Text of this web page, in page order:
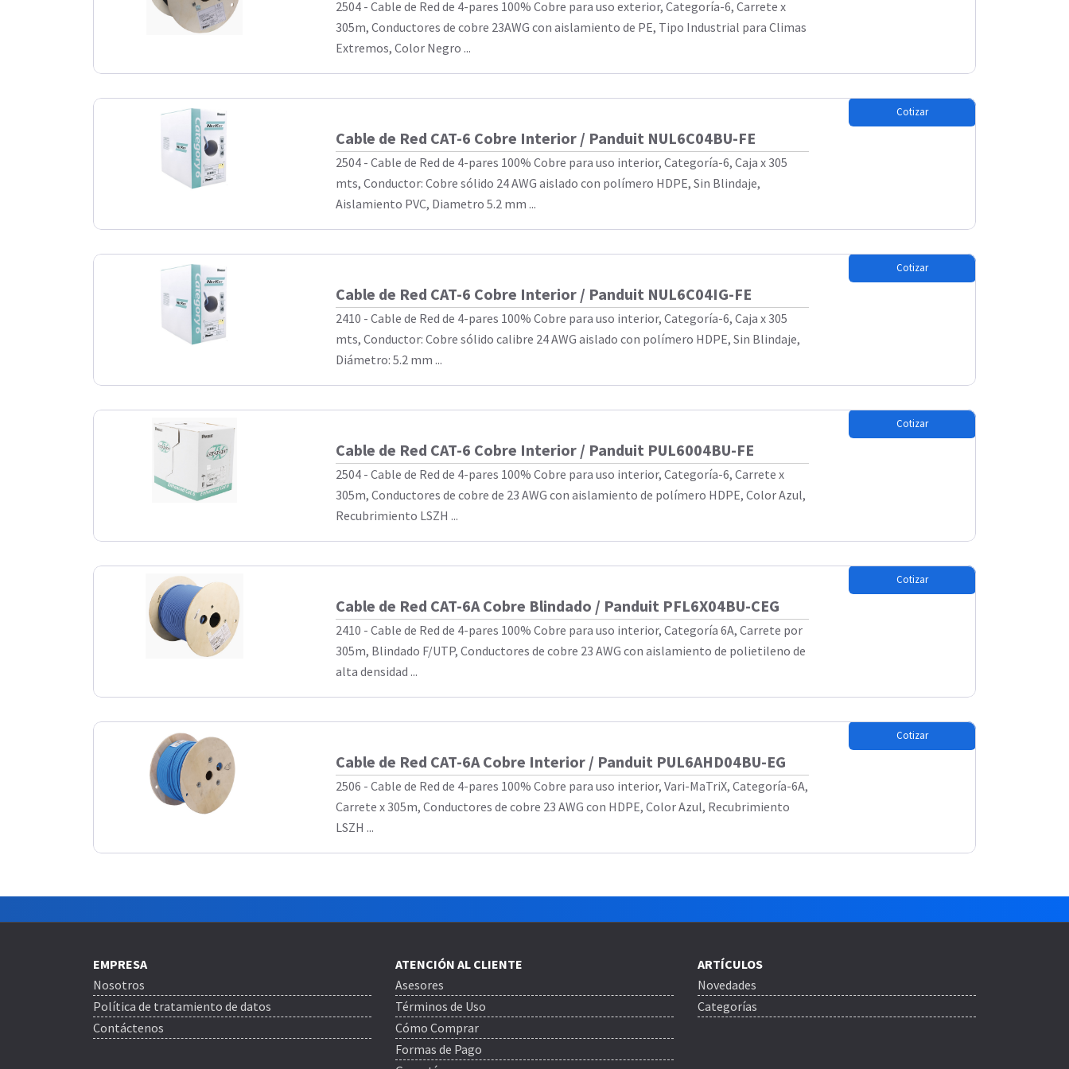
2504 - Cable de Red de 4-pares 100% Cobre para uso exterior, Categoría-6, Carrete x
305m, Conductores de cobre 23AWG con aislamiento de PE, Tipo Industrial para Climas
Extremos, Color Negro ...
Cable de Red CAT-6 Cobre Interior / Panduit NUL6C04BU-FE
2504 - Cable de Red de 4-pares 100% Cobre para uso interior, Categoría-6, Caja x 305
mts, Conductor: Cobre sólido 24 AWG aislado con polímero HDPE, Sin Blindaje,
Aislamiento PVC, Diametro 5.2 mm ...
Cotizar
Cable de Red CAT-6 Cobre Interior / Panduit NUL6C04IG-FE
2410 - Cable de Red de 4-pares 100% Cobre para uso interior, Categoría-6, Caja x 305
mts, Conductor: Cobre sólido calibre 24 AWG aislado con polímero HDPE, Sin Blindaje,
Diámetro: 5.2 mm ...
Cotizar
Cable de Red CAT-6 Cobre Interior / Panduit PUL6004BU-FE
2504 - Cable de Red de 4-pares 100% Cobre para uso interior, Categoría-6, Carrete x
305m, Conductores de cobre de 23 AWG con aislamiento de polímero HDPE, Color Azul,
Recubrimiento LSZH ...
Cotizar
Cable de Red CAT-6A Cobre Blindado / Panduit PFL6X04BU-CEG
2410 - Cable de Red de 4-pares 100% Cobre para uso interior, Categoría 6A, Carrete por
305m, Blindado F/UTP, Conductores de cobre 23 AWG con aislamiento de polietileno de
alta densidad ...
Cotizar
Cable de Red CAT-6A Cobre Interior / Panduit PUL6AHD04BU-EG
2506 - Cable de Red de 4-pares 100% Cobre para uso interior, Vari-MaTriX, Categoría-6A,
Carrete x 305m, Conductores de cobre 23 AWG con HDPE, Color Azul, Recubrimiento
LSZH ...
Cotizar
EMPRESA
Nosotros
Política de tratamiento de datos
Contáctenos
ATENCIÓN AL CLIENTE
Asesores
Términos de Uso
Cómo Comprar
Formas de Pago
ARTÍCULOS
Novedades
Categorías